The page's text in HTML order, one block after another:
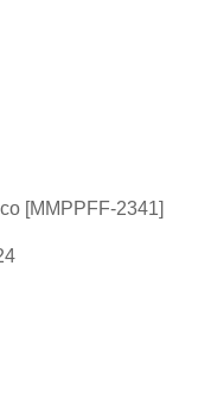
[MMPPFF-2341]